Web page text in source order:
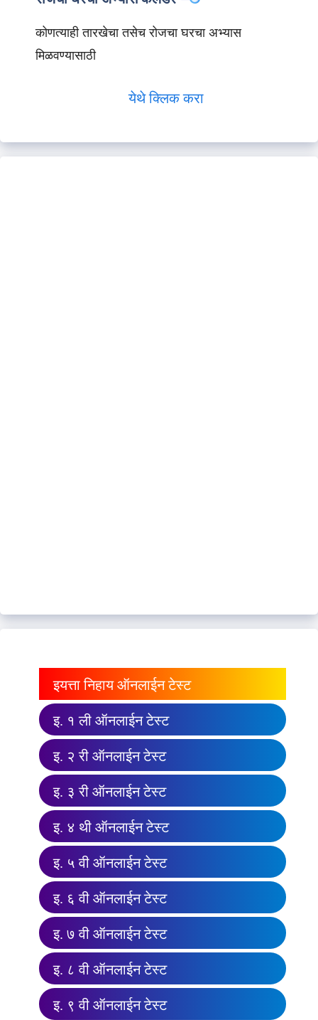
कोणत्याही तारखेचा तसेच रोजचा घरचा अभ्यास
मिळवण्यासाठी
येथे क्लिक करा
इयत्ता निहाय ऑनलाईन टेस्ट
इ. १ ली ऑनलाईन टेस्ट
इ. २ री ऑनलाईन टेस्ट
इ. ३ री ऑनलाईन टेस्ट
इ. ४ थी ऑनलाईन टेस्ट
इ. ५ वी ऑनलाईन टेस्ट
इ. ६ वी ऑनलाईन टेस्ट
इ. ७ वी ऑनलाईन टेस्ट
इ. ८ वी ऑनलाईन टेस्ट
इ. ९ वी ऑनलाईन टेस्ट